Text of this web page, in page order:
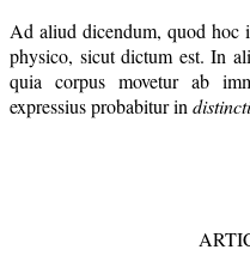
Ad aliud dicendum, quod hoc
physico, sicut dictum est. In
quia corpus movetur ab
expressius probabitur in